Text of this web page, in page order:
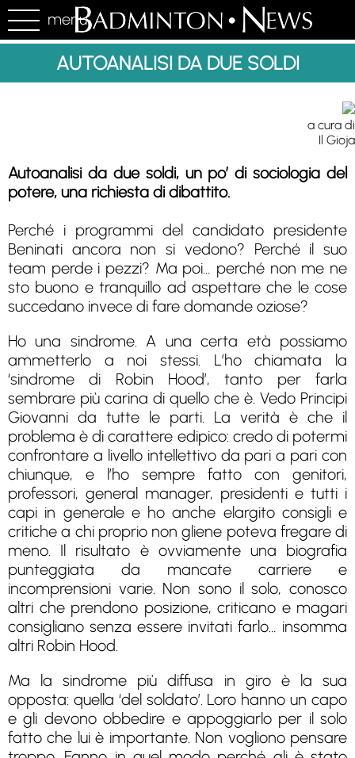
menu
AUTOANALISI DA DUE SOLDI
a cura di
Il Gioja
Autoanalisi da due soldi, un po’ di sociologia del
potere, una richiesta di dibattito.
Perché i programmi del candidato presidente
Beninati ancora non si vedono? Perché il suo
team perde i pezzi? Ma poi… perché non me ne
sto buono e tranquillo ad aspettare che le cose
succedano invece di fare domande oziose?
Ho una sindrome. A una certa età possiamo
ammetterlo a noi stessi. L’ho chiamata la
‘sindrome di Robin Hood’, tanto per farla
sembrare più carina di quello che è. Vedo Principi
Giovanni da tutte le parti. La verità è che il
problema è di carattere edipico: credo di potermi
confrontare a livello intellettivo da pari a pari con
chiunque, e l’ho sempre fatto con genitori,
professori, general manager, presidenti e tutti i
capi in generale e ho anche elargito consigli e
critiche a chi proprio non gliene poteva fregare di
meno. Il risultato è ovviamente una biografia
punteggiata da mancate carriere e
incomprensioni varie. Non sono il solo, conosco
altri che prendono posizione, criticano e magari
consigliano senza essere invitati farlo… insomma
altri Robin Hood.
Ma la sindrome più diffusa in giro è la sua
opposta: quella ‘del soldato’. Loro hanno un capo
e gli devono obbedire e appoggiarlo per il solo
fatto che lui è importante. Non vogliono pensare